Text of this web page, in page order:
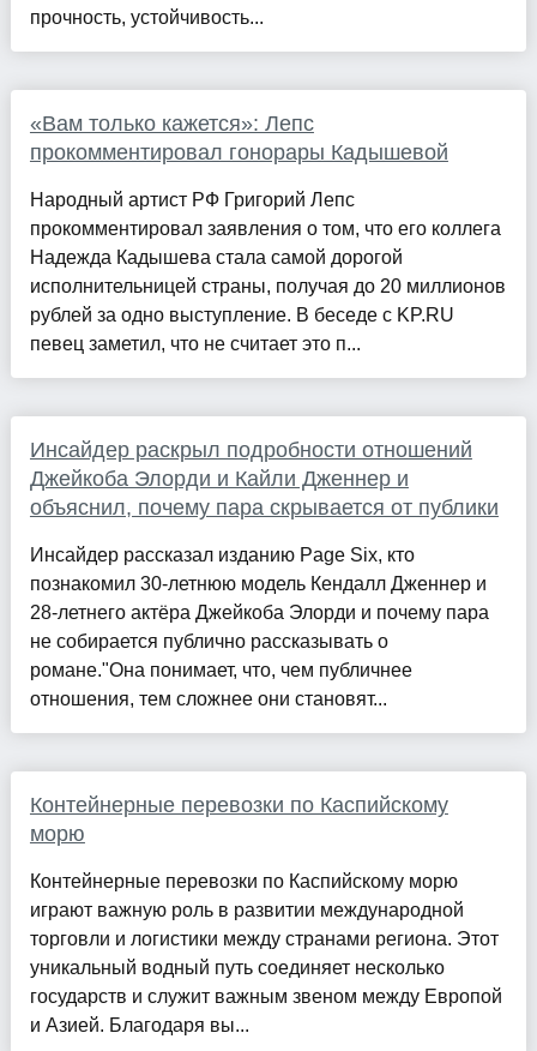
прочность, устойчивость...
«Вам только кажется»: Лепс
прокомментировал гонорары Кадышевой
Народный артист РФ Григорий Лепс
прокомментировал заявления о том, что его коллега
Надежда Кадышева стала самой дорогой
исполнительницей страны, получая до 20 миллионов
рублей за одно выступление. В беседе с KP.RU
певец заметил, что не считает это п...
Инсайдер раскрыл подробности отношений
Джейкоба Элорди и Кайли Дженнер и
объяснил, почему пара скрывается от публики
Инсайдер рассказал изданию Page Six, кто
познакомил 30-летнюю модель Кендалл Дженнер и
28-летнего актёра Джейкоба Элорди и почему пара
не собирается публично рассказывать о
романе."Она понимает, что, чем публичнее
отношения, тем сложнее они становят...
Контейнерные перевозки по Каспийскому
морю
Контейнерные перевозки по Каспийскому морю
играют важную роль в развитии международной
торговли и логистики между странами региона. Этот
уникальный водный путь соединяет несколько
государств и служит важным звеном между Европой
и Азией. Благодаря вы...